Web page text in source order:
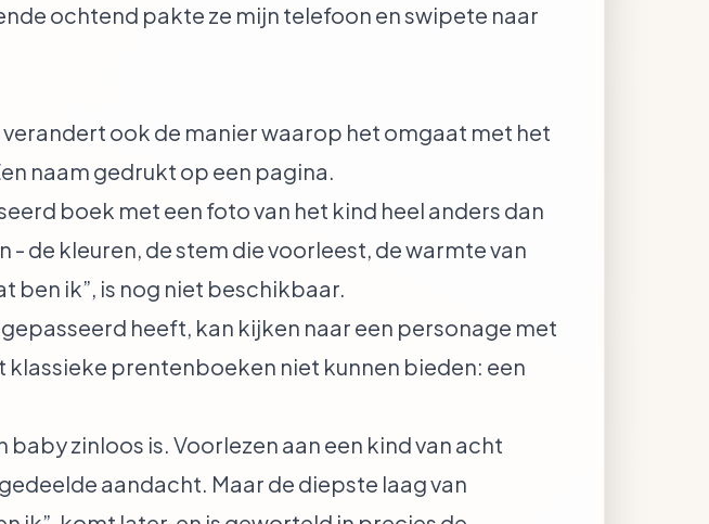
ochtend pakte ze mijn telefoon en swipete naar
ook de manier waarop het omgaat met het
naam gedrukt op een pagina.
boek met een foto van het kind heel anders dan
de kleuren, de stem die voorleest, de warmte van
ben ik”, is nog niet beschikbaar.
heeft, kan kijken naar een personage met
klassieke prentenboeken niet kunnen bieden: een
zinloos is. Voorlezen aan een kind van acht
aandacht. Maar de diepste laag van